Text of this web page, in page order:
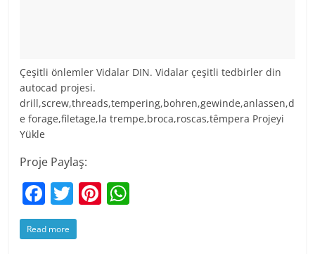
Çeşitli önlemler Vidalar DIN. Vidalar çeşitli tedbirler din
autocad projesi.
drill,screw,threads,tempering,bohren,gewinde,anlassen,d
e forage,filetage,la trempe,broca,roscas,têmpera Projeyi
Yükle
Proje Paylaş:
F
a
c
T
w
itt
Pi
Read more